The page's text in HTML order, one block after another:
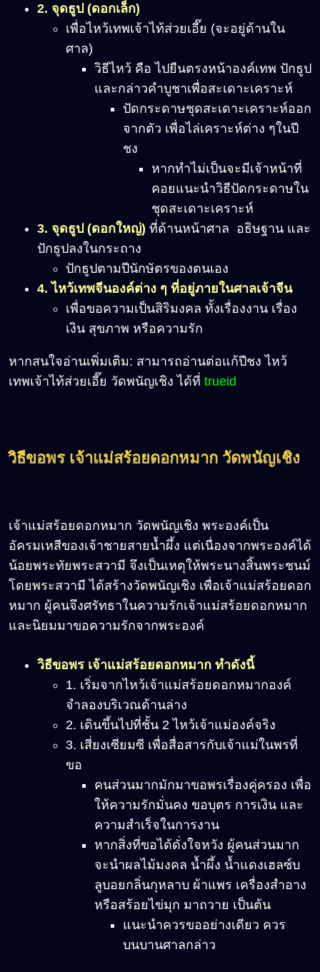
2. จุดธูป (ดอกเล็ก)
เพื่อไหว้เทพเจ้าไท้ส่วยเอี๊ย (จะอยู่ด้านใน
ศาล)
วิธีไหว้ คือ ไปยืนตรงหน้าองค์เทพ ปักธูป
และกล่าวคำบูชาเพื่อสะเดาะเคราะห์
ปัดกระดาษชุดสะเดาะเคราะห์ออก
จากตัว เพื่อไล่เคราะห์ต่าง ๆในปี
ชง
หากทำไม่เป็นจะมีเจ้าหน้าที่
คอยแนะนำวิธีปัดกระดาษใน
ชุดสะเดาะเคราะห์
3. จุดธูป (ดอกใหญ่) ที่ด้านหน้าศาล อธิษฐาน และ
ปักธูปลงในกระถาง
ปักธูปตามปีนักษัตรของตนเอง
4. ไหว้เทพจีนองค์ต่าง ๆ ที่อยู่ภายในศาลเจ้าจีน
เพื่อขอความเป็นสิริมงคล ทั้งเรื่องงาน เรื่อง
เงิน สุขภาพ หรือความรัก
หากสนใจอ่านเพิ่มเติม: สามารถอ่านต่อแก้ปีชง ไหว้
เทพเจ้าไท้ส่วยเอี๊ย วัดพนัญเชิง ได้ที่ trueid
วิธีขอพร เจ้าแม่สร้อยดอกหมาก วัดพนัญเชิง
เจ้าแม่สร้อยดอกหมาก วัดพนัญเชิง พระองค์เป็น
อัครมเหสีของเจ้าชายสายน้ำผึ้ง แต่เนื่องจากพระองค์ได้
น้อยพระทัยพระสวามี จึงเป็นเหตุให้พระนางสิ้นพระชนม์
โดยพระสวามี ได้สร้างวัดพนัญเชิง เพื่อเจ้าแม่สร้อยดอก
หมาก ผู้คนจึงศรัทธาในความรักเจ้าแม่สร้อยดอกหมาก
และนิยมมาขอความรักจากพระองค์
วิธีขอพร เจ้าแม่สร้อยดอกหมาก ทำดังนี้
1. เริ่มจากไหว้เจ้าแม่สร้อยดอกหมากองค์
จำลองบริเวณด้านล่าง
2. เดินขึ้นไปที่ชั้น 2 ไหว้เจ้าแม่องค์จริง
3. เสี่ยงเซียมซี เพื่อสื่อสารกับเจ้าแม่ในพรที่
ขอ
คนส่วนมากมักมาขอพรเรื่องคู่ครอง เพื่อ
ให้ความรักมั่นคง ขอบุตร การเงิน และ
ความสำเร็จในการงาน
หากสิ่งที่ขอได้ดั่งใจหวัง ผู้คนส่วนมาก
จะนำผลไม้มงคล น้ำผึ้ง น้ำแดงเฮลซ์บ
ลูบอยกลิ่นกุหลาบ ผ้าแพร เครื่องสำอาง
หรือสร้อยไข่มุก มาถวาย เป็นต้น
แนะนำควรขออย่างเดียว ควร
บนบานศาลกล่าว